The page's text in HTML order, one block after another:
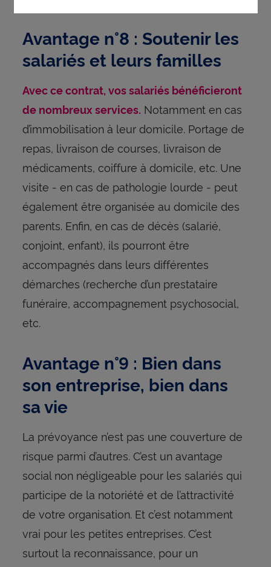
Avantage n°8 : Soutenir les
salariés et leurs familles
Avec ce contrat, vos salariés bénéficieront
de nombreux services. Notamment en cas
d’immobilisation à leur domicile. Portage de
repas, livraison de courses, livraison de
médicaments, coiffure à domicile, etc. Une
visite - en cas de pathologie lourde - peut
également être organisée au domicile des
parents. Enfin, en cas de décès (salarié,
conjoint, enfant), ils pourront être
accompagnés dans leurs différentes
démarches (recherche d’un prestataire
funéraire, accompagnement psychosocial,
etc.
Avantage n°9 : Bien dans
son entreprise, bien dans
sa vie
La prévoyance n’est pas une couverture de
risque parmi d’autres. C’est un avantage
social non négligeable pour les salariés qui
participe de la notoriété et de l’attractivité
de votre organisation. Et c’est notamment
vrai pour les petites entreprises. C’est
surtout la reconnaissance, pour un